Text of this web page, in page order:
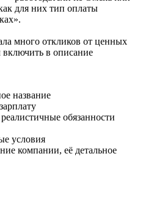
для них тип оплаты
много откликов от ценных
включить в описание
название
обязанности
условия
компании, её детальное